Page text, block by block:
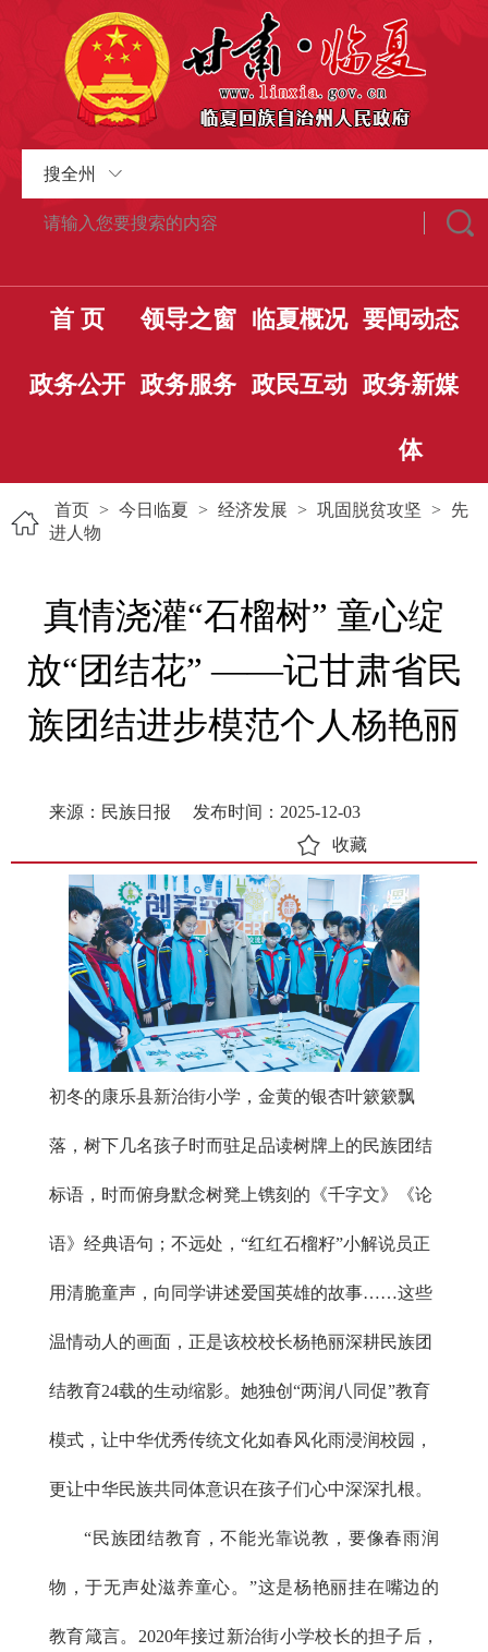
搜全州
首 页 领导之窗 临夏概况 要闻动态
政务公开 政务服务 政民互动 政务新媒
体
首页 > 今日临夏 > 经济发展 > 巩固脱贫攻坚 > 先
进人物
真情浇灌“石榴树” 童心绽
放“团结花” ——记甘肃省民
族团结进步模范个人杨艳丽
来源：民族日报
发布时间：2025-12-03
收藏
初冬的康乐县新治街小学，金黄的银杏叶簌簌飘
落，树下几名孩子时而驻足品读树牌上的民族团结
标语，时而俯身默念树凳上镌刻的《千字文》《论
语》经典语句；不远处，“红红石榴籽”小解说员正
用清脆童声，向同学讲述爱国英雄的故事……这些
温情动人的画面，正是该校校长杨艳丽深耕民族团
结教育24载的生动缩影。她独创“两润八同促”教育
模式，让中华优秀传统文化如春风化雨浸润校园，
更让中华民族共同体意识在孩子们心中深深扎根。
“民族团结教育，不能光靠说教，要像春雨润
物，于无声处滋养童心。”这是杨艳丽挂在嘴边的
教育箴言。2020年接过新治街小学校长的担子后，